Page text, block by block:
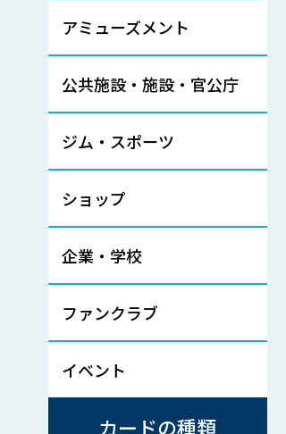
アミューズメント
公共施設・施設・官公庁
ジム・スポーツ
ショップ
企業・学校
ファンクラブ
イベント
カードの種類